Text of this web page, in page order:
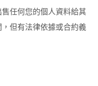
任何您的個人資料給其
但有法律依據或合約義